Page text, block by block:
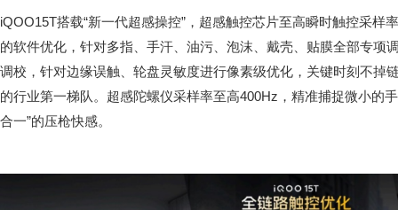
iQOO15T搭载“新一代超感操控”，超感触控芯片至高瞬时触控采样
的软件优化，针对多指、手汗、油污、泡沫、戴壳、贴膜全部专项
调校，针对边缘误触、轮盘灵敏度进行像素级优化，关键时刻不掉
的行业第一梯队。超感陀螺仪采样率至高400Hz，精准捕捉微小的
合一”的压枪快感。